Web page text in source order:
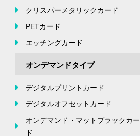
クリスパーメタリックカード
PETカード
エッチングカード
オンデマンドタイプ
デジタルプリントカード
デジタルオフセットカード
オンデマンド・マットブラックカー
ド